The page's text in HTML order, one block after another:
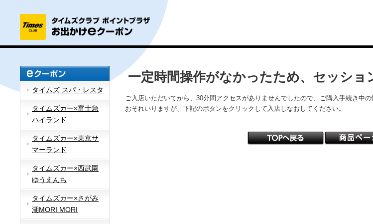
タイムズ スパ・レスタ
タイムズカー×富士急
ハイランド
タイムズカー×東京サ
マーランド
タイムズカー×西武園
ゆうえんち
タイムズカー×さがみ
湖MORI MORI
一定時間操作がなかったため、セッショ
ご入店いただいてから、30分間アクセスがありませんでしたので、ご購入手続き中の
おそれいりますが、下記のボタンをクリックして入店しなおしてください。